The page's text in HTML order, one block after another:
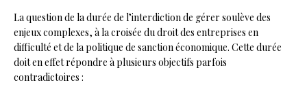
La question de la durée de l’interdiction de gérer soulève des
enjeux complexes, à la croisée du droit des entreprises en
difficulté et de la politique de sanction économique. Cette durée
doit en effet répondre à plusieurs objectifs parfois
contradictoires :